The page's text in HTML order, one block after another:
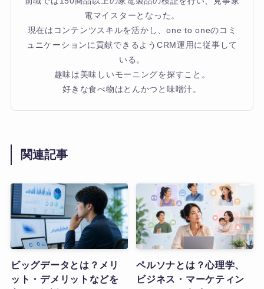
電マイスターとなった。
現在はコンテンツスキルを活かし、one to oneのコミ
ュニケーションに貢献できるようCRM運用に従事して
いる。
趣味は美味しいモーニングを探すこと。
好きな食べ物はとんかつと味噌汁。
関連記事
ビッグデータとは？メリ
ット・デメリットなどを
ペルソナとは？心理学、
ビジネス・マーケティン